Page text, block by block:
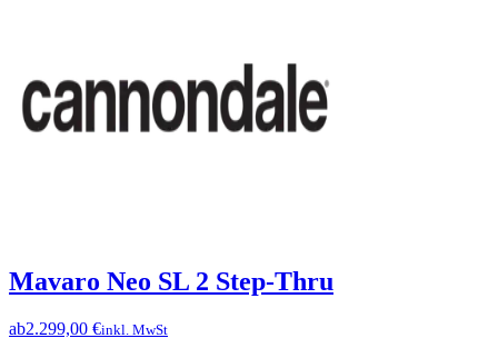
Mavaro Neo SL 2 Step-Thru
ab2.299,00 €inkl. MwSt